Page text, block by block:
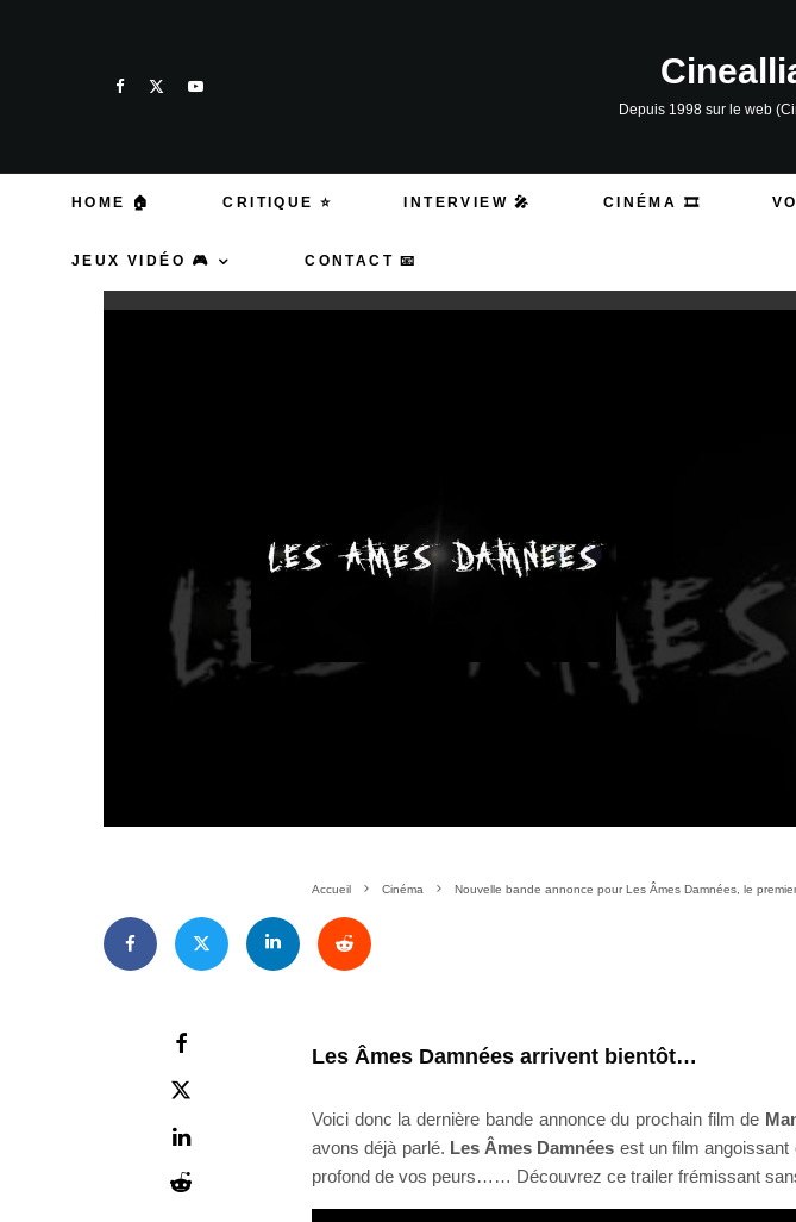
Depuis 1998 sur le web
HOME 🏠 CRITIQUE ⭐ INTERVIEW 🎤 CINÉMA 🎞️
JEUX VIDÉO 🎮 CONTACT 📧
Accueil Cinéma Nouvelle bande annonce pour Les Âmes Damnées, le
Les Âmes Damnées arrivent bientôt…
Voici donc la dernière bande annonce du prochain film de
avons déjà parlé. Les Âmes Damnées est un film
profond de vos peurs…… Découvrez ce trailer frémissant